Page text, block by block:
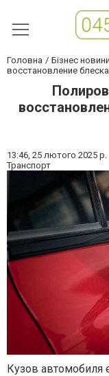
Головна Бізнес новини
восстановление
13:46, 25 лютого 2025 р.
Транспорт
Кузов автомобиля